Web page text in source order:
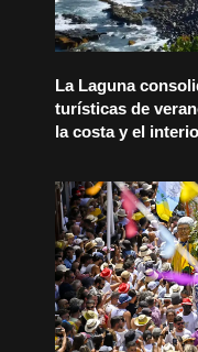
La Laguna
turísticas de
la costa y el